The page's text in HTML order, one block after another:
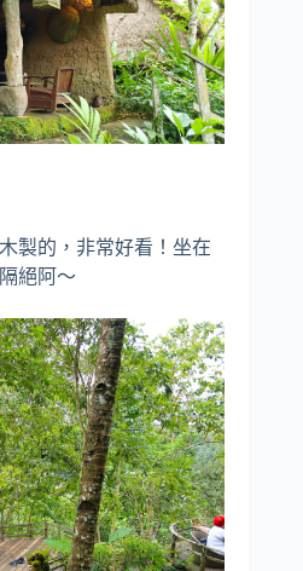
製的，非常好看！坐在
絕阿～